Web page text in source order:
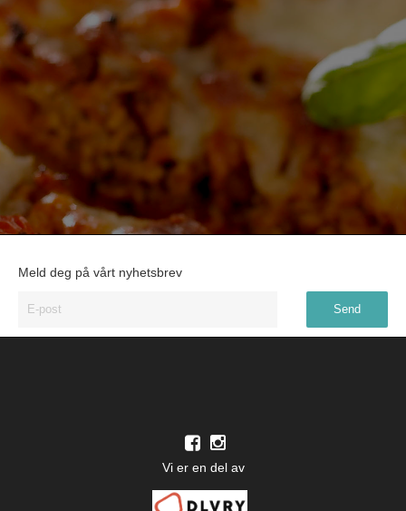
Meld deg på vårt nyhetsbrev
Vi er en del av